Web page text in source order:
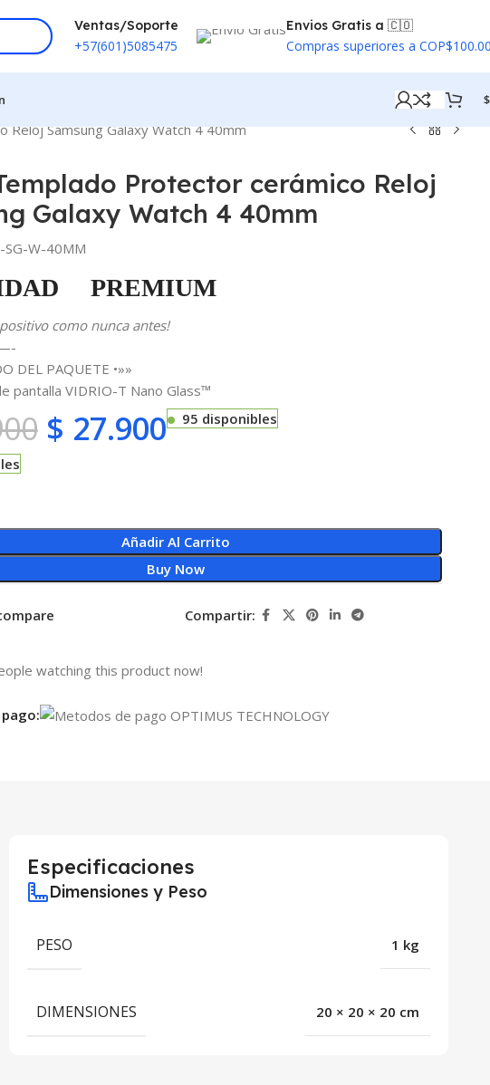
Ventas/Soporte
+57(601)5085475
Envios Gratis a 🇨🇴
Compras superiores a
$
Samsung Galaxy Watch 4 40mm
Protector cerámico Reloj
Galaxy Watch 4 40mm
SG-W-40MM
PREMIUM
como nunca antes!
DEL PAQUETE •»»
pantalla VIDRIO-T Nano Glass™
$ 27.900 95 disponibles
Añadir Al Carrito
Buy Now
Compartir:
watching this product now!
Especificaciones
Dimensiones y Peso
PESO 1 kg
DIMENSIONES 20 × 20 × 20 cm